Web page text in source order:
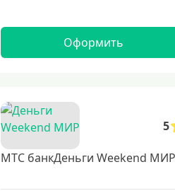
Оформить
5
МТС банкДеньги Weekend МИР